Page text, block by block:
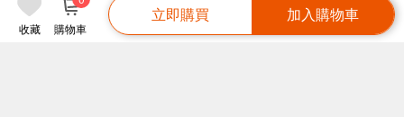
收藏 購物車
立即購買 加入購物車